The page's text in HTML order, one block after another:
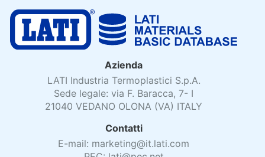
Azienda
LATI Industria Termoplastici S.p.A.
Sede legale: via F. Baracca, 7- I
21040 VEDANO OLONA (VA) ITALY
Contatti
E-mail: marketing@it.lati.com